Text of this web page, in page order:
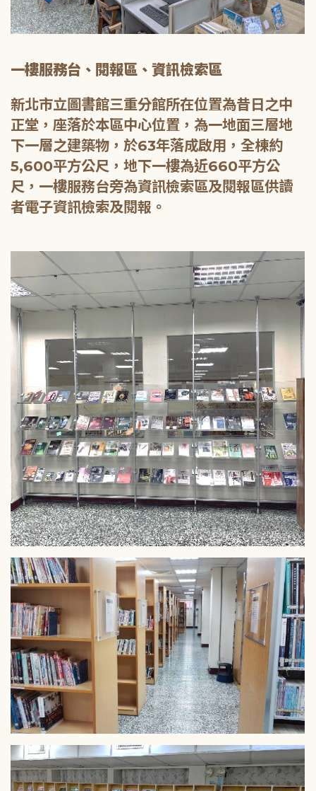
一樓服務台、閱報區、資訊檢索區
新北市立圖書館三重分館所在位置為昔日之中
正堂，座落於本區中心位置，為一地面三層地
下一層之建築物，於63年落成啟用，全棟約
5,600平方公尺，地下一樓為近660平方公
尺，一樓服務台旁為資訊檢索區及閱報區供讀
者電子資訊檢索及閱報。